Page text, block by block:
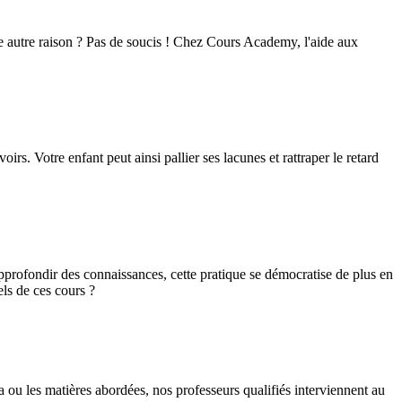
raison ? Pas de soucis ! Chez Cours Academy, l'aide aux
Votre enfant peut ainsi pallier ses lacunes et rattraper le retard
des connaissances, cette pratique se démocratise de plus en
de ces cours ?
les matières abordées, nos professeurs qualifiés interviennent au